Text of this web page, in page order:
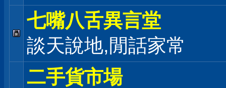
七嘴八舌異言堂
談天說地,閒話家常
二手貨市場